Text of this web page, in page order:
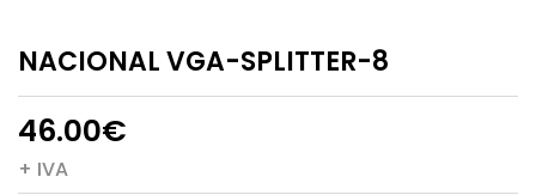
NACIONAL VGA-SPLITTER-8
46.00€
+ IVA